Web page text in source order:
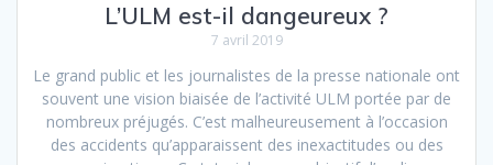
L’ULM est-il dangeureux ?
7 avril 2019
Le grand public et les journalistes de la presse nationale ont
souvent une vision biaisée de l’activité ULM portée par de
nombreux préjugés. C’est malheureusement à l’occasion
des accidents qu’apparaissent des inexactitudes ou des